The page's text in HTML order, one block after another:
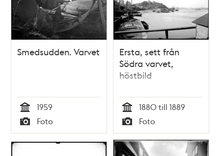
Smedsudden. Varvet
Tid
1959
Typ
Foto
Ersta, sett från
Södra varvet,
höstbild
Tid
1880 till 1889
Typ
Foto